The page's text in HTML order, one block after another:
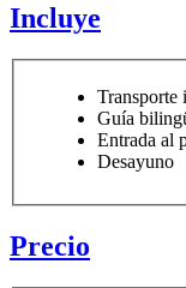
Incluye
Transporte
Guía
Entrada al
Desayuno
Precio